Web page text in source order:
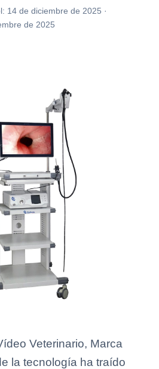
14 de diciembre de 2025 ·
de 2025
Veterinario, Marca
la tecnología ha traído